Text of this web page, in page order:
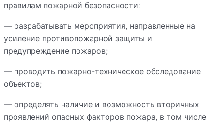
правилам пожарной безопасности;
— разрабатывать мероприятия, направленные на
усиление противопожарной защиты и
предупреждение пожаров;
— проводить пожарно-техническое обследование
объектов;
— определять наличие и возможность вторичных
проявлений опасных факторов пожара, в том числе